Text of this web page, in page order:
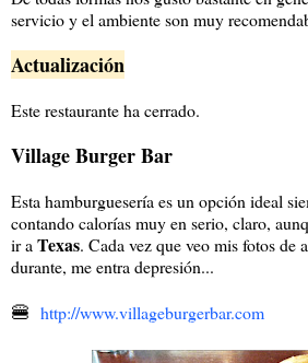
servicio y el ambiente son muy
Actualización
Este restaurante ha cerrado.
Village Burger Bar
Esta hamburguesería es un opción ideal
contando calorías muy en serio, claro,
ir a Texas. Cada vez que veo mis fotos de
durante, me entra depresión...
🍔 http://www.villageburgerbar.com